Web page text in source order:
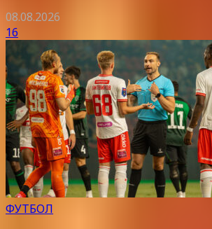
08.08.2026
16
ФУТБОЛ